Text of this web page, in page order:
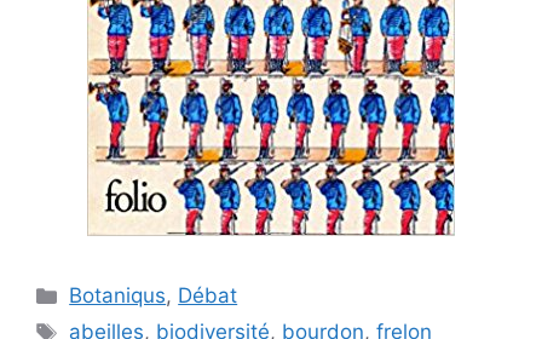
Catégories
Botaniqus, Débat
Étiquettes
abeilles, biodiversité, bourdon,frelon